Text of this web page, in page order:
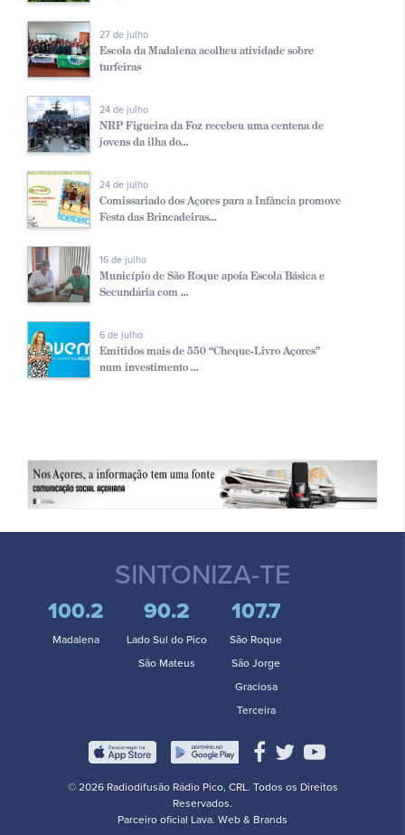
27 de julho
Escola da Madalena acolheu atividade sobre
turfeiras
24 de julho
NRP Figueira da Foz recebeu uma centena de
jovens da ilha do...
24 de julho
Comissariado dos Açores para a Infância promove
Festa das Brincadeiras...
16 de julho
Município de São Roque apoia Escola Básica e
Secundária com ...
6 de julho
Emitidos mais de 550 “Cheque-Livro Açores”
num investimento ...
SINTONIZA-TE
100.2
Madalena
90.2
Lado Sul do Pico
São Mateus
107.7
São Roque
São Jorge
Graciosa
Terceira
© 2026 Radiodifusão Rádio Pico, CRL. Todos os Direitos
Reservados.
Parceiro oficial Lava. Web & Brands